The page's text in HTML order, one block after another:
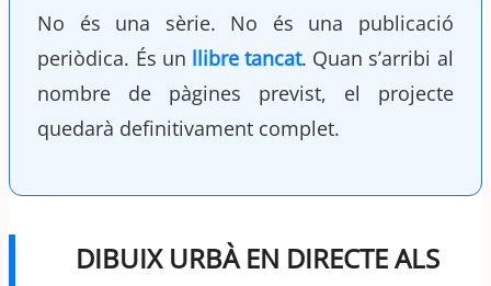
No és una sèrie. No és una publicació
periòdica. És un llibre tancat. Quan s’arribi al
nombre de pàgines previst, el projecte
quedarà definitivament complet.
DIBUIX URBÀ EN DIRECTE ALS